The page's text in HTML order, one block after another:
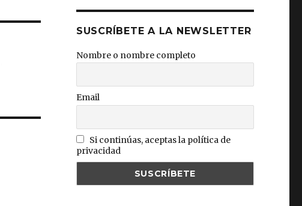
SUSCRÍBETE A LA NEWSLETTER
Nombre o nombre completo
Email
Si continúas, aceptas la política de
privacidad